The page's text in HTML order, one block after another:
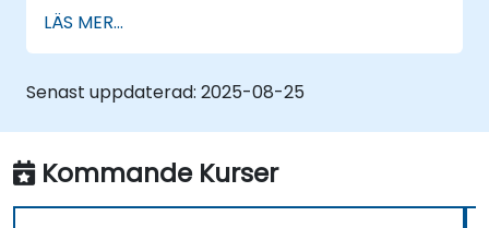
verktyg och ramverk för att skapa
ansiktsigenkänningsmodeller.
Få praktisk erfarenhet av att skapa,
träna och testa
ansiktsigenkänningssystem.
Förstå etiska överväganden och bästa
praxis för användning av
ansiktsigenkänningsteknologi.
LÄS MER...
Senast uppdaterad: 2025-08-25
Kommande Kurser